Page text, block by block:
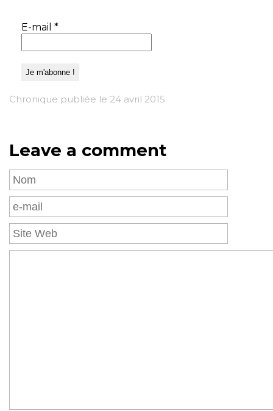
E-mail *
Chronique publiée le 24 avril 2015
Leave a comment